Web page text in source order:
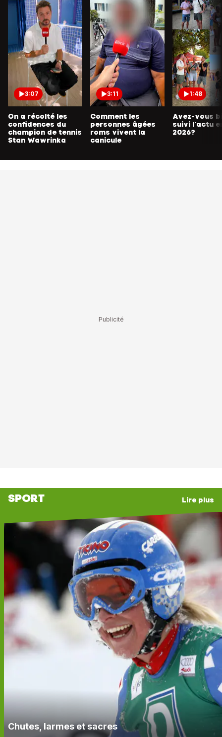
3:07
On a récolté les
confidences du
champion de tennis
Stan Wawrinka
3:11
Comment les
personnes âgées
roms vivent la
canicule
1:48
Avez-vous
suivi l'actu
2026?
SPORT Lire plus
Chutes, larmes et sacres